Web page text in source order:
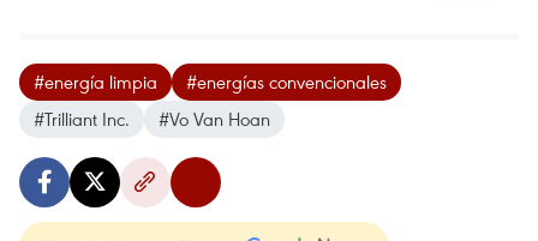
#energía limpia
#energías convencionales
#Trilliant Inc.
#Vo Van Hoan